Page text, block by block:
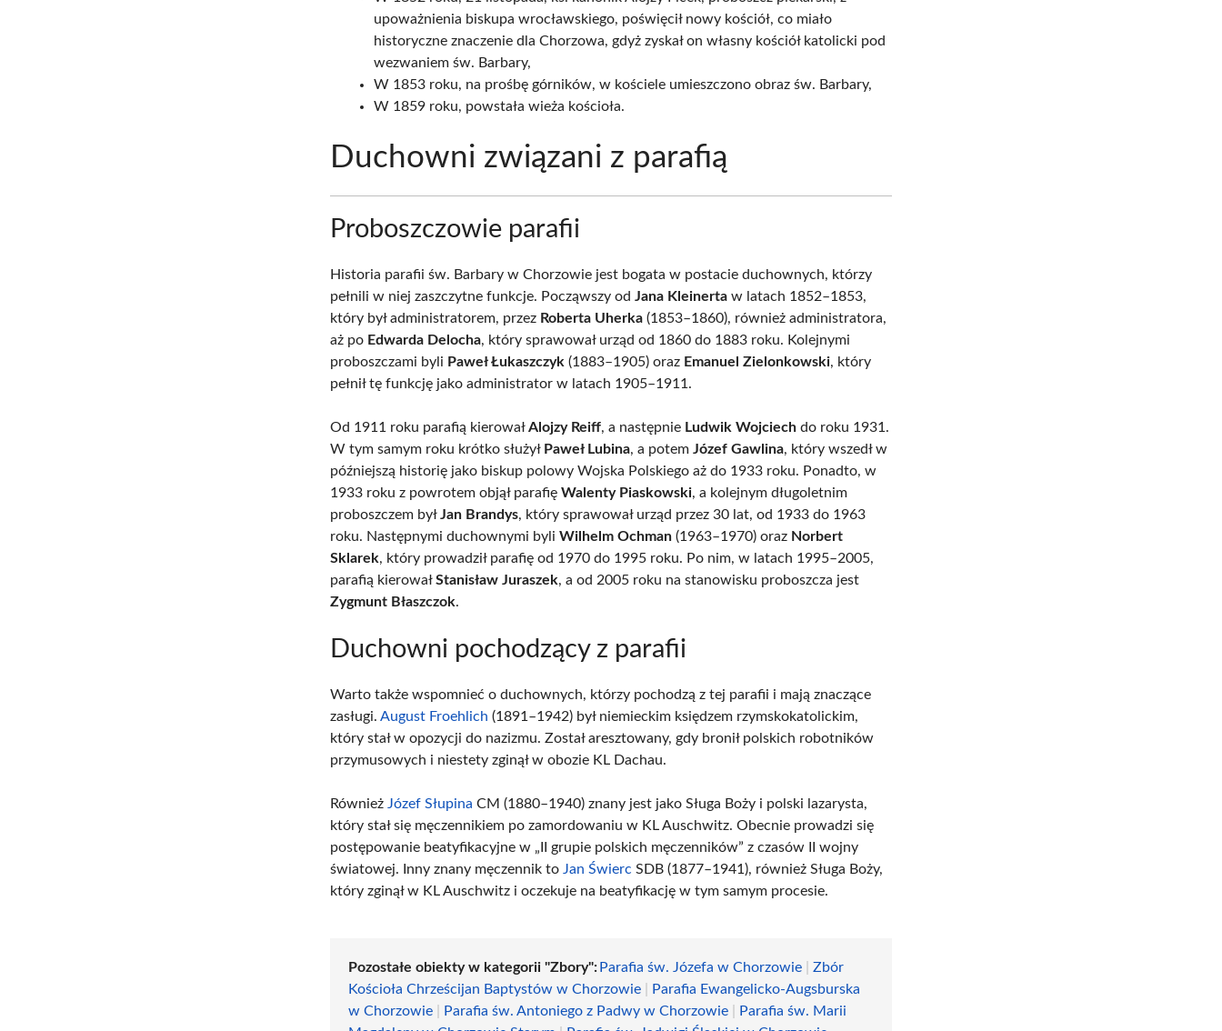
upoważnienia biskupa wrocławskiego, poświęcił nowy kościół, co miało
historyczne znaczenie dla Chorzowa, gdyż zyskał on własny kościół katolicki pod
wezwaniem św. Barbary,
W 1853 roku, na prośbę górników, w kościele umieszczono obraz św. Barbary,
W 1859 roku, powstała wieża kościoła.
Duchowni związani z parafią
Proboszczowie parafii
Historia parafii św. Barbary w Chorzowie jest bogata w postacie duchownych, którzy
pełnili w niej zaszczytne funkcje. Począwszy odJana Kleinerta w latach 1852–1853,
który był administratorem, przez Roberta Uherka (1853–1860), również administratora,
aż po Edwarda Delocha, który sprawował urząd od 1860 do 1883 roku. Kolejnymi
proboszczami byli Paweł Łukaszczyk (1883–1905) oraz Emanuel Zielonkowski, który
pełnił tę funkcję jako administrator w latach 1905–1911.
Od 1911 roku parafią kierowałAlojzy Reiff, a następnie Ludwik Wojciech do roku 1931.
W tym samym roku krótko służył Paweł Lubina, a potemJózef Gawlina, który wszedł w
późniejszą historię jako biskup polowy Wojska Polskiego aż do 1933 roku. Ponadto, w
1933 roku z powrotem objął parafięWalenty Piaskowski, a kolejnym długoletnim
proboszczem byłJan Brandys, który sprawował urząd przez 30 lat, od 1933 do 1963
roku. Następnymi duchownymi byliWilhelm Ochman (1963–1970) oraz Norbert
Sklarek, który prowadził parafię od 1970 do 1995 roku. Po nim, w latach 1995–2005,
parafią kierowałStanisław Juraszek, a od 2005 roku na stanowisku proboszcza jest
Zygmunt Błaszczok.
Duchowni pochodzący z parafii
Warto także wspomnieć o duchownych, którzy pochodzą z tej parafii i mają znaczące
zasługi.August Froehlich (1891–1942) był niemieckim księdzem rzymskokatolickim,
który stał w opozycji do nazizmu. Został aresztowany, gdy bronił polskich robotników
przymusowych i niestety zginął w obozie KL Dachau.
Również Józef Słupina CM (1880–1940) znany jest jako Sługa Boży i polski lazarysta,
który stał się męczennikiem po zamordowaniu w KL Auschwitz. Obecnie prowadzi się
postępowanie beatyfikacyjne w „II grupie polskich męczenników” z czasów II wojny
światowej. Inny znany męczennik to Jan Świerc SDB (1877–1941), również Sługa Boży,
który zginął w KL Auschwitz i oczekuje na beatyfikację w tym samym procesie.
Pozostałe obiekty w kategorii "Zbory":Parafia św. Józefa w Chorzowie |Zbór
Kościoła Chrześcijan Baptystów w Chorzowie
Parafia Ewangelicko-Augsburska
w Chorzowie
Parafia św. Antoniego z Padwy w Chorzowie
Parafia św. Marii